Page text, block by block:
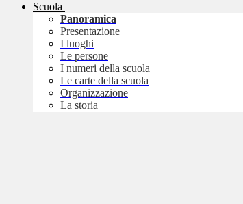
Scuola
Panoramica
Presentazione
I luoghi
Le persone
I numeri della scuola
Le carte della scuola
Organizzazione
La storia